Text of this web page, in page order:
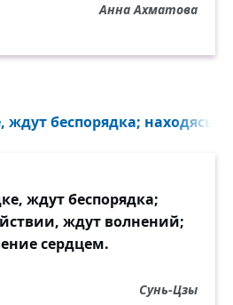
Анна Ахматова
ждут беспорядка; находясь
ждут беспорядка;
ждут волнений;
сердцем.
Сунь-Цзы